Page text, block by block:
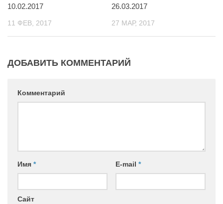
10.02.2017
11 ФЕВ, 2017
26.03.2017
27 МАР, 2017
ДОБАВИТЬ КОММЕНТАРИЙ
Комментарий
Имя * E-mail *
Сайт